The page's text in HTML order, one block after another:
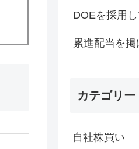
DOEを採用
累進配当を
カテゴリー
自社株買い